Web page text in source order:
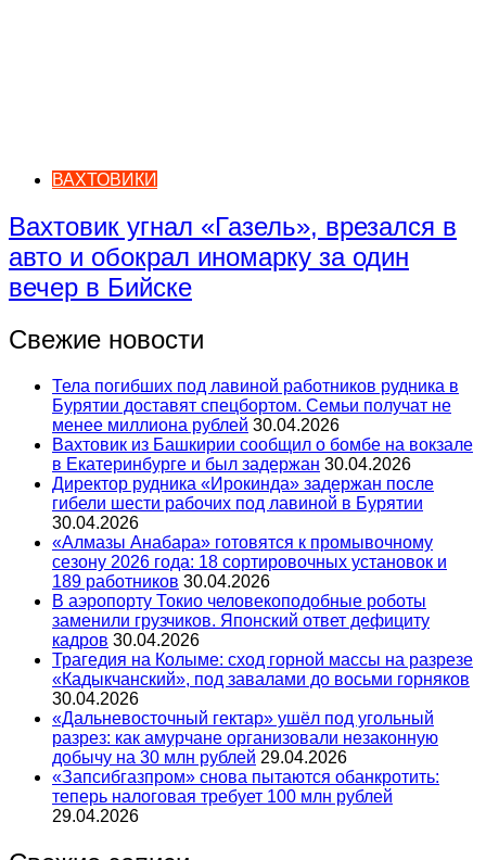
ВАХТОВИКИ
Вахтовик угнал «Газель», врезался в
авто и обокрал иномарку за один
вечер в Бийске
Свежие новости
Тела погибших под лавиной работников рудника в
Бурятии доставят спецбортом. Семьи получат не
менее миллиона рублей 30.04.2026
Вахтовик из Башкирии сообщил о бомбе на вокзале
в Екатеринбурге и был задержан 30.04.2026
Директор рудника «Ирокинда» задержан после
гибели шести рабочих под лавиной в Бурятии
30.04.2026
«Алмазы Анабара» готовятся к промывочному
сезону 2026 года: 18 сортировочных установок и
189 работников 30.04.2026
В аэропорту Токио человекоподобные роботы
заменили грузчиков. Японский ответ дефициту
кадров 30.04.2026
Трагедия на Колыме: сход горной массы на разрезе
«Кадыкчанский», под завалами до восьми горняков
30.04.2026
«Дальневосточный гектар» ушёл под угольный
разрез: как амурчане организовали незаконную
добычу на 30 млн рублей 29.04.2026
«Запсибгазпром» снова пытаются обанкротить:
теперь налоговая требует 100 млн рублей
29.04.2026